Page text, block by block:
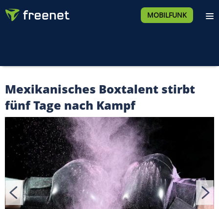
MOBILFUNK
Mexikanisches Boxtalent stirbt
fünf Tage nach Kampf